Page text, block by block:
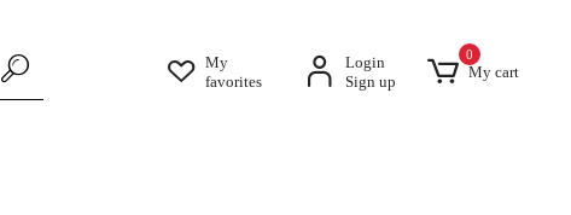
My
favorites
Login
Sign up
0
My cart